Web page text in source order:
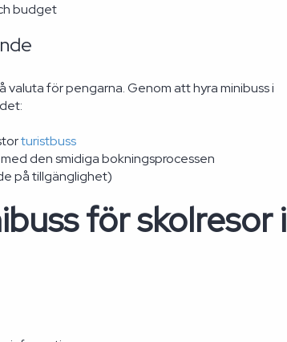
budget
för pengarna. Genom att hyra minibuss i
turistbuss
den smidiga bokningsprocessen
på tillgänglighet)
för skolresor i